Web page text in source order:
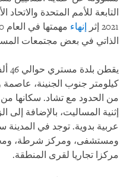
التابعة للأمم المتحدة
2021 إثر
إنهاء
الذاتي في بعض مجتمعات
من الحدود مع تشاد. سكانها من
إثنية المساليت، بالإضافة إلى
عربية بدوية. توجد في
ومستشفى، ومركز شرطة،
مركزا تجاريا لقرى المنطقة.